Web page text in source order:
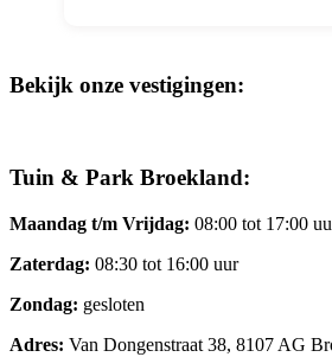
Bekijk onze vestigingen:
Tuin & Park Broekland:
Maandag t/m Vrijdag: 08:00 tot 17:00
Zaterdag: 08:30 tot 16:00 uur
Zondag: gesloten
Adres: Van Dongenstraat 38, 8107 AG